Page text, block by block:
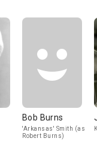
Bob Burns
'Arkansas' Smith (as
Robert Burns)